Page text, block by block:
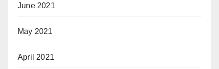
June 2021
May 2021
April 2021